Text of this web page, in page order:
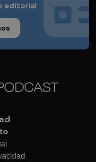
editorial